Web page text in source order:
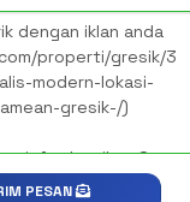
PESAN